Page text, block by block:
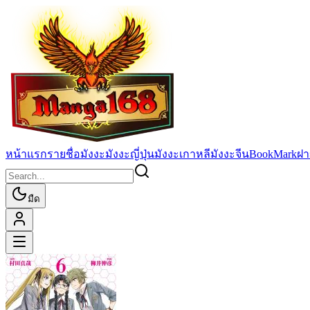
หน้าแรกรายชื่อมังงะมังงะญี่ปุ่นมังงะเกาหลีมังงะจีนBookMarkฝ
มืด